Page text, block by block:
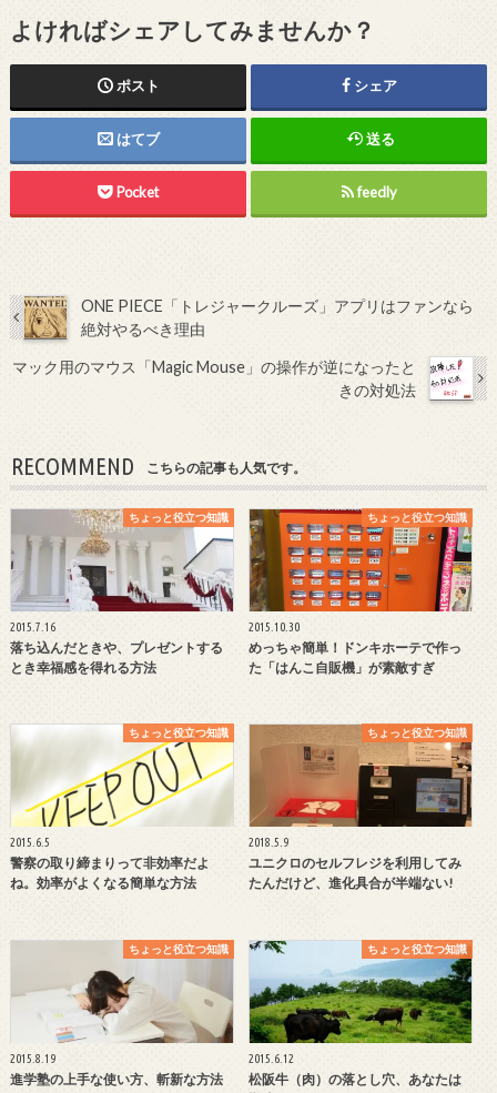
よければシェアしてみませんか？
ポスト シェア
はてブ 送る
Pocket feedly
ONE PIECE「トレジャークルーズ」アプリはファンなら
絶対やるべき理由
マック用のマウス「Magic Mouse」の操作が逆になったと
きの対処法
RECOMMEND こちらの記事も人気です。
ちょっと役立つ知識
2015.7.16
落ち込んだときや、プレゼントする
とき幸福感を得れる方法
ちょっと役立つ知識
2015.10.30
めっちゃ簡単！ドンキホーテで作っ
た「はんこ自販機」が素敵すぎ
ちょっと役立つ知識
2015.6.5
警察の取り締まりって非効率だよ
ね。効率がよくなる簡単な方法
ちょっと役立つ知識
2018.5.9
ユニクロのセルフレジを利用してみ
たんだけど、進化具合が半端ない!
ちょっと役立つ知識
2015.8.19
進学塾の上手な使い方、斬新な方法
ちょっと役立つ知識
2015.6.12
松阪牛（肉）の落とし穴、あなたは